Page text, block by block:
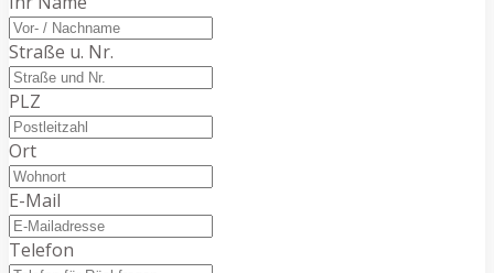
Straße u. Nr.
PLZ
Ort
E-Mail
Telefon